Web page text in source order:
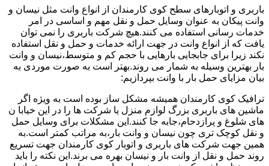
باربری و اتوبارهای سطح کوی کارمندان از انواع وانت مثل نیسان و
وانت پیکان به عنوان وسایل حمل و نقل مهم و اساسی در امر
خدمات رسانی استفاده می کنند.هیچ شرکت باربری را نمی توان
یافت که از انواع وانت در جهت ارائه خدمات و حمل و نقل استفاده
نکند زیرا برای جابجایی بارهایی با حجم کم و متوسط،نیسان و وانت
بار بهترین وسیله به شمار می روند.بهتر است به صورت موردی به
بیان مزایای حمل بار با وانت بپردازیم:
ترافیک کوی کارمندان همیشه مشکل ساز بوده است به ویژه اگر
ماشین های باربری بزرگ لوازم منزل یا شرکت ها را در این خیابا ن
های شلوغ و پرازدحام،جابه جا کنند.این مشکلات برای وسایل حمل
و نقل کوچک تری چون نیسان و وانت بار،به مراتب کمتر است.به
همین جهت شرکت های باربری و اتوبار کوی کارمندان جهت تسریع
روند حمل و نقل از وانت بار و نیسان بهره می برند.این نکته را باید